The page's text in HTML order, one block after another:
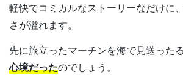
軽快でコミカルなストーリーなだけに
さが溢れます。
先に旅立ったマーチンを海で見送ったる
心境だったのでしょう。